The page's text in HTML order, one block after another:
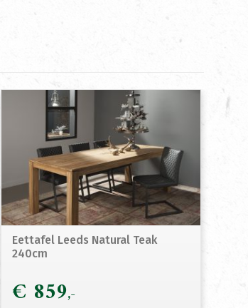
Eettafel Leeds Natural Teak
240cm
€ 859